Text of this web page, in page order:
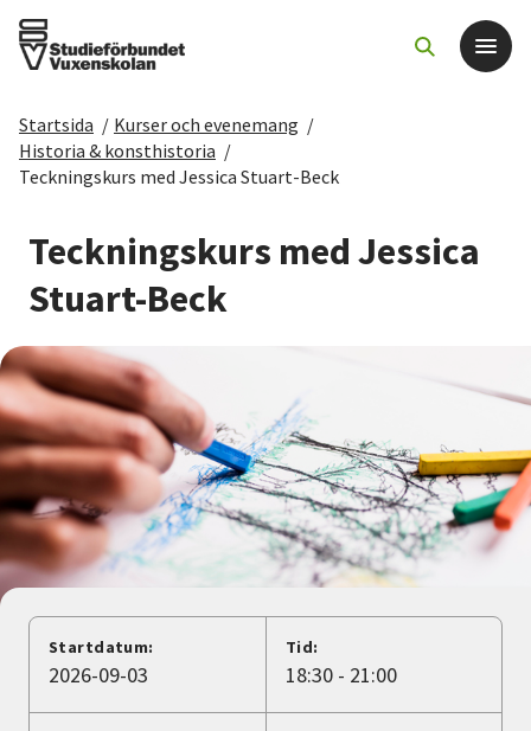
Det här gör vi
Sök kurser och evenemang
Om SV
Starta studiecirkel
Cirkelledare
Nyheter
Lyssna
Startsida / Kurser och evenemang /
Historia & konsthistoria /
Teckningskurs med Jessica Stuart-Beck
Teckningskurs med Jessica
Stuart-Beck
Startdatum:
2026-09-03
Tid:
18:30 - 21:00